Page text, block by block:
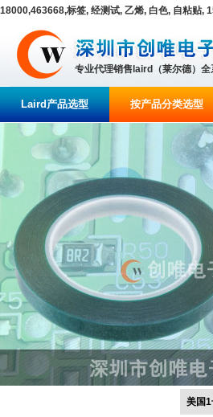
18000,463668,标签, 经测试, 乙烯, 白色, 自粘贴,
专业代理销售laird（莱尔德）
Laird产品选型 按产品分类选型
美国